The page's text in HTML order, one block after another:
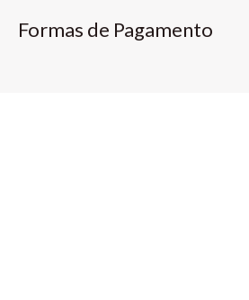
Formas de Pagamento